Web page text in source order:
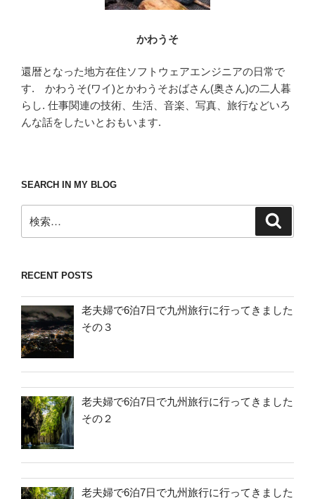
かわうそ
還暦となった地方在住ソフトウェアエンジニアの日常で
す. かわうそ(ワイ)とかわうそおばさん(奥さん)の二人暮
らし. 仕事関連の技術、生活、音楽、写真、旅行などいろ
んな話をしたいとおもいます.
SEARCH IN MY BLOG
索:
RECENT POSTS
老夫婦で6泊7日で九州旅行に行ってきました
その３
老夫婦で6泊7日で九州旅行に行ってきました
その２
老夫婦で6泊7日で九州旅行に行ってきました